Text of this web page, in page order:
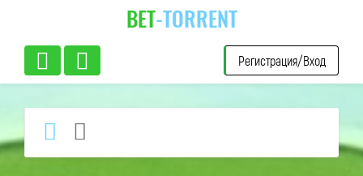
BET-TORRENT
Регистрация/Вход